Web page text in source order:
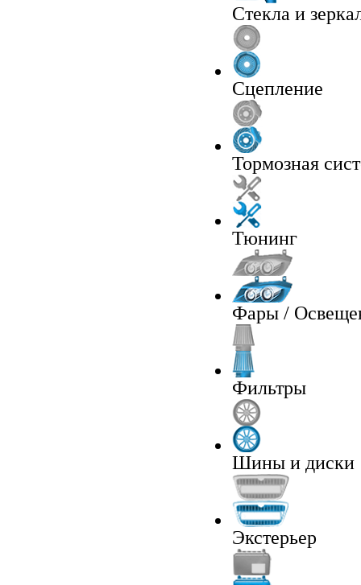
Стекла и
Сцепление
Тормозная
Тюнинг
Фары /
Фильтры
Шины и диски
Экстерьер